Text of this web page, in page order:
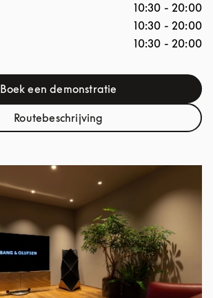
10:30 - 20:00
10:30 - 20:00
10:30 - 20:00
Boek een demonstratie
Link Opens in New Tab
RoutebeschrijvingLink Opens in New Tab